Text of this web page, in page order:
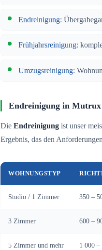
Endreinigung:
Frühjahrsreinigung:
Umzugsreinigung:
Endreinigung in Mutrux
Die Endreinigung ist unser
Ergebnis, das den
WOHNUNGSTYP
Studio / 1 Zimmer 350 –
3 Zimmer 600 –
5 Zimmer und mehr 1 000 –